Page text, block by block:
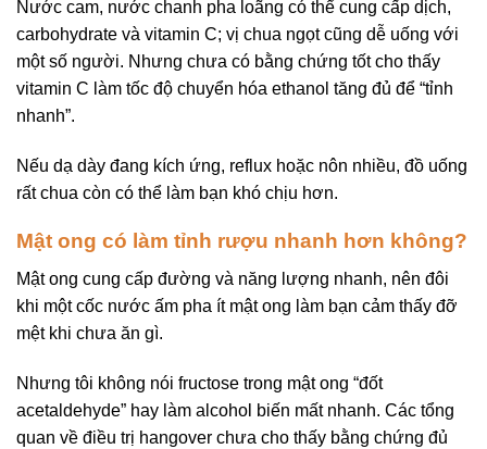
Nước cam, nước chanh pha loãng có thể cung cấp dịch,
carbohydrate và vitamin C; vị chua ngọt cũng dễ uống với
một số người. Nhưng chưa có bằng chứng tốt cho thấy
vitamin C làm tốc độ chuyển hóa ethanol tăng đủ để “tỉnh
nhanh”.
Nếu dạ dày đang kích ứng, reflux hoặc nôn nhiều, đồ uống
rất chua còn có thể làm bạn khó chịu hơn.
Mật ong có làm tỉnh rượu nhanh hơn không?
Mật ong cung cấp đường và năng lượng nhanh, nên đôi
khi một cốc nước ấm pha ít mật ong làm bạn cảm thấy đỡ
mệt khi chưa ăn gì.
Nhưng tôi không nói fructose trong mật ong “đốt
acetaldehyde” hay làm alcohol biến mất nhanh. Các tổng
quan về điều trị hangover chưa cho thấy bằng chứng đủ